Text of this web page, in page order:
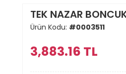
TEK NAZAR
Ürün Kodu: #0003511
3,883.16 TL